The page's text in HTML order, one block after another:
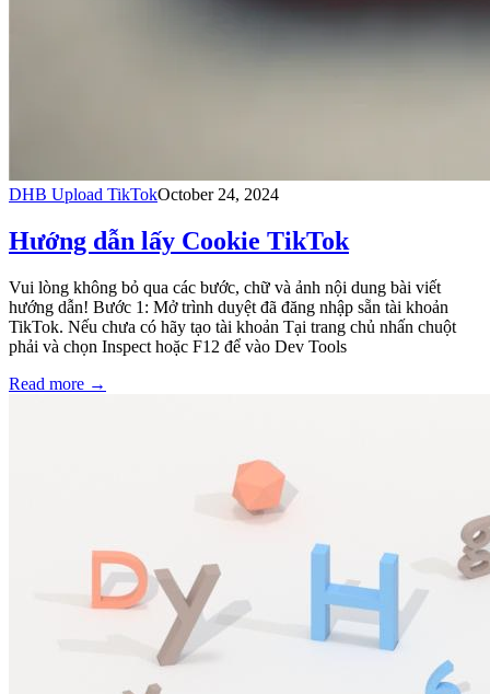
DHB Upload TikTokOctober 24, 2024
Hướng dẫn lấy Cookie TikTok
Vui lòng không bỏ qua các bước, chữ và ảnh nội dung bài viết
hướng dẫn! Bước 1: Mở trình duyệt đã đăng nhập sẵn tài khoản
TikTok. Nếu chưa có hãy tạo tài khoản Tại trang chủ nhấn chuột
phải và chọn Inspect hoặc F12 để vào Dev Tools
Read more →